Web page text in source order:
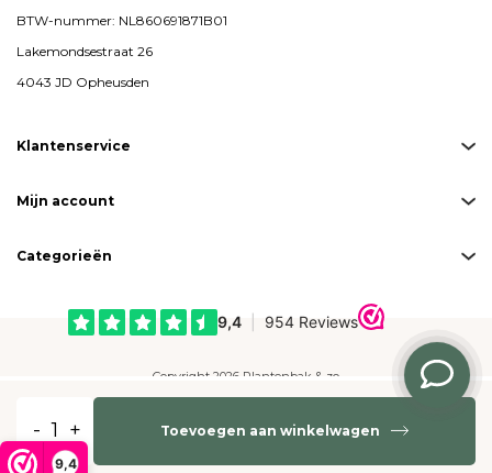
9,4
- + Toevoegen aan winkelwagen
BTW-nummer: NL860691871B01
Lakemondsestraat 26
4043 JD Opheusden
Klantenservice
Mijn account
Categorieën
Copyright 2026 Plantenbak & zo
Betaalmogelijkheden: